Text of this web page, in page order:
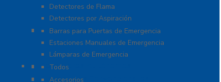
Detectores de Flama
Detectores por Aspiración
Sistemas de Emergencia
Barras para Puertas de Emergencia
Estaciones Manuales de Emergencia
Lámparas de Emergencia
Detectores Autónomos
Todos
Dispositivos Convencionales
Accesorios